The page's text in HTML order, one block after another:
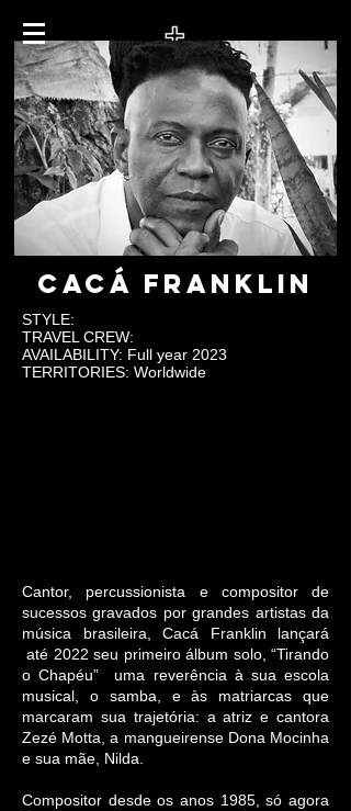
CACÁ FRANKLIN
STYLE:
TRAVEL CREW:
AVAILABILITY: Full year 2023
TERRITORIES: Worldwide
Cantor, percussionista e compositor de
sucessos gravados por grandes artistas da
música brasileira, Cacá Franklin lançará
até 2022 seu primeiro álbum solo, “Tirando
o Chapéu” uma reverência à sua escola
musical, o samba, e às matriarcas que
marcaram sua trajetória: a atriz e cantora
Zezé Motta, a mangueirense Dona Mocinha
e sua mãe, Nilda.
Compositor desde os anos 1985, só agora